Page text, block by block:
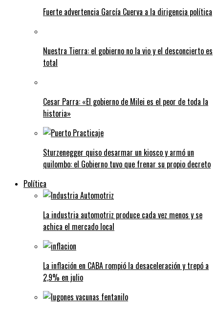
Fuerte advertencia García Cuerva a la dirigencia política
Nuestra Tierra: el gobierno no la vio y el desconcierto es
total
Cesar Parra: «El gobierno de Milei es el peor de toda la
historia»
Sturzenegger quiso desarmar un kiosco y armó un
quilombo: el Gobierno tuvo que frenar su propio decreto
Política
La industria automotriz produce cada vez menos y se
achica el mercado local
La inflación en CABA rompió la desaceleración y trepó a
2,9% en julio